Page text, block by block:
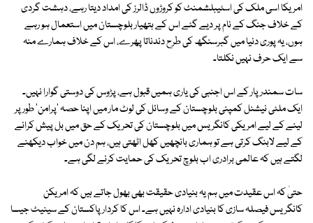
امریکا اسی ملک کی اسٹیبلشمنٹ کو کروڑوں ڈالرز کی امداد دیتا رہے، دہشت گردی
کے خلاف جنگ کے نام پر دیے گئے اس کے ہتھیار بلوچستان میں استعمال ہو رہے
ہوں، یہ پوری دنیا میں گبرسنگھ کی طرح دندناتا پھرے، اس کے خلاف ہمارے منہ
سے ایک حرف نہیں نکلتا۔
سات سمندر پار کے اس اجنبی کی یاری ہمیں قبول ہے، پڑوس کی دوستی گوارا نہیں۔
ایک ملٹی نیشنل کمپنی بلوچستان کے وسائل کی لوٹ مار میں اپنا حصہ 'پرامن' طور پر
لینے کے لیے امریکی کانگریس میں بلوچستان کی تحریک کے حق میں بل پیش کرانے
کے لیے لابنگ کرتی ہے تو ہماری بانچھیں کھل اٹھتی ہیں، ہم دن میں خواب دیکھنے
لگتے ہیں کہ عالمی برادری اب بلوچ تحریک کی حمایت کرنے لگی ہے۔
حتیٰ کہ اس عقیدت میں ہم یہ بنیادی حقیقت بھی بھول جاتے ہیں کہ امریکن
کانگریس فیصلہ سازی کا بنیادی ادارہ نہیں ہے۔ اس کا کردار پاکستان کے سینیٹ جیسا